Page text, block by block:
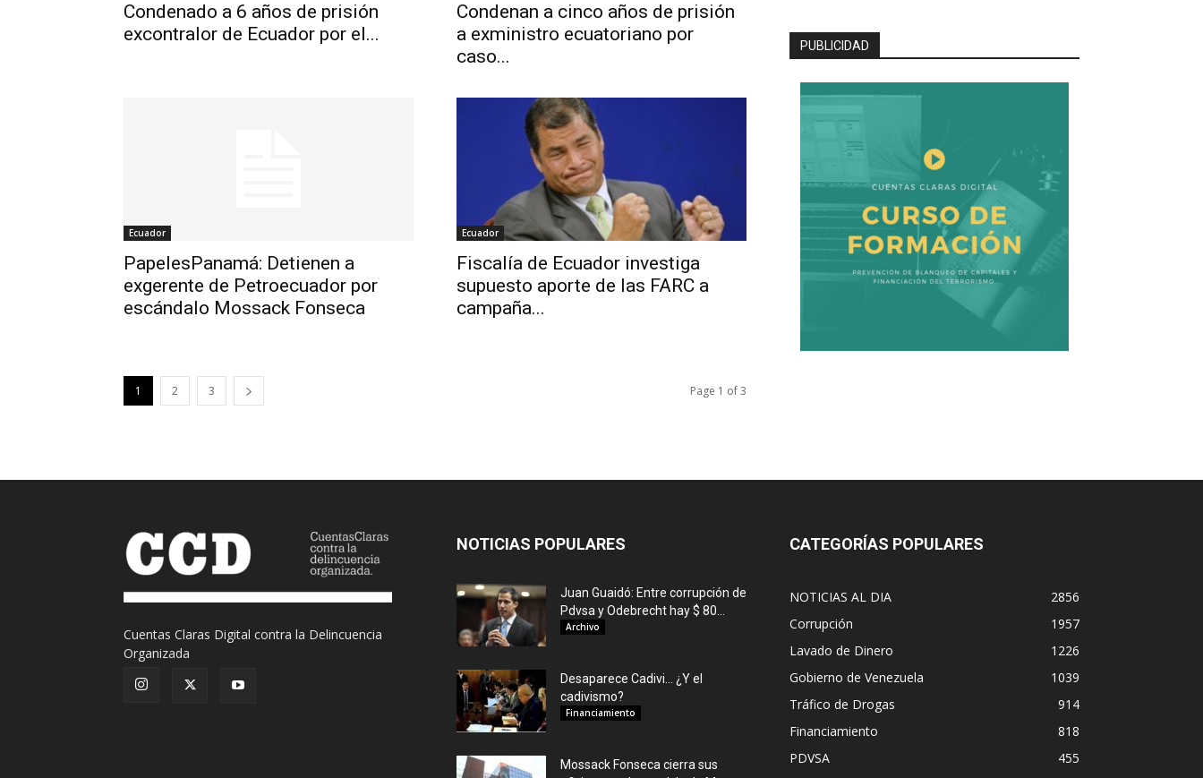
Condenado a 6 años de prisión
excontralor de Ecuador por el...
Condenan a cinco años de prisión
a exministro ecuatoriano por
caso...
Ecuador
PapelesPanamá: Detienen a
exgerente de Petroecuador por
escándalo Mossack Fonseca
Ecuador
Fiscalía de Ecuador investiga
supuesto aporte de las FARC a
campaña...
1 2 3 Page 1 of 3
PUBLICIDAD
Cuentas Claras Digital contra la Delincuencia
Organizada
NOTICIAS POPULARES
Juan Guaidó: Entre corrupción de
Pdvsa y Odebrecht hay $ 80...
Archivo
Desaparece Cadivi… ¿Y el
cadivismo?
Financiamiento
Mossack Fonseca cierra sus
CATEGORÍAS POPULARES
NOTICIAS AL DIA
2856
Corrupción
1957
Lavado de Dinero
1226
Gobierno de Venezuela
1039
Tráfico de Drogas
914
Financiamiento
818
PDVSA
455